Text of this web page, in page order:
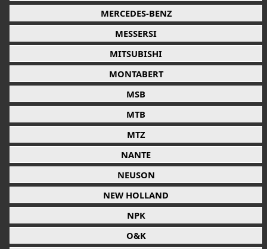
MERCEDES-BENZ
MESSERSI
MITSUBISHI
MONTABERT
MSB
MTB
MTZ
NANTE
NEUSON
NEW HOLLAND
NPK
O&K